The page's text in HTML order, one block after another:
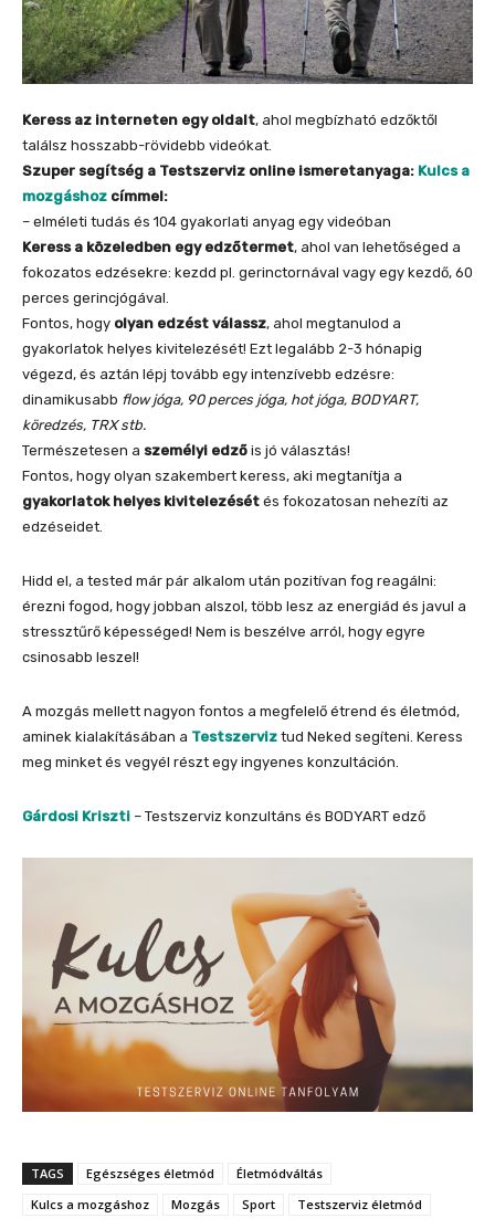
Keress az interneten egy oldalt, ahol megbízható edzőktől
találsz hosszabb-rövidebb videókat.
Szuper segítség a Testszerviz online ismeretanyaga: Kulcs a
mozgáshoz címmel:
– elméleti tudás és 104 gyakorlati anyag egy videóban
Keress a közeledben egy edzőtermet, ahol van lehetőséged a
fokozatos edzésekre: kezdd pl. gerinctornával vagy egy kezdő, 60
perces gerincjógával.
Fontos, hogy olyan edzést válassz, ahol megtanulod a
gyakorlatok helyes kivitelezését! Ezt legalább 2-3 hónapig
végezd, és aztán lépj tovább egy intenzívebb edzésre:
dinamikusabb flow jóga, 90 perces jóga, hot jóga, BODYART,
köredzés, TRX stb.
Természetesen a személyi edző is jó választás!
Fontos, hogy olyan szakembert keress, aki megtanítja a
gyakorlatok helyes kivitelezését és fokozatosan nehezíti az
edzéseidet.
Hidd el, a tested már pár alkalom után pozitívan fog reagálni:
érezni fogod, hogy jobban alszol, több lesz az energiád és javul a
stressztűrő képességed! Nem is beszélve arról, hogy egyre
csinosabb leszel!
A mozgás mellett nagyon fontos a megfelelő étrend és életmód,
aminek kialakításában a Testszerviz tud Neked segíteni. Keress
meg minket és vegyél részt egy ingyenes konzultáción.
Gárdosi Kriszti – Testszerviz konzultáns és BODYART edző
TAGS Egészséges életmód
Életmódváltás
Kulcs a mozgáshoz
Mozgás Sport Testszerviz életmód